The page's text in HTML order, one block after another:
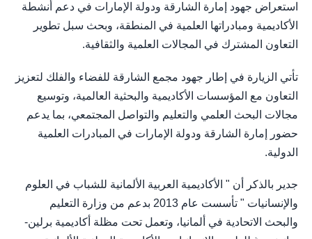
استعراض جهود إمارة الشارقة ودولة الإمارات في دعم أنشطة
الأكاديمية ومبادراتها العلمية في المنطقة، وبحث سبل تطوير
التعاون المشترك في المجالات العلمية والثقافية.
تأتي الزيارة في إطار جهود مجمع الشارقة للفضاء والفلك لتعزيز
التعاون مع المؤسسات الأكاديمية والبحثية العالمية، وتوسيع
مجالات البحث العلمي والتعليم والتواصل المجتمعي، بما يدعم
حضور إمارة الشارقة ودولة الإمارات في المبادرات العلمية
الدولية.
جدير بالذكر أن " الأكاديمية العربية الألمانية للشباب في العلوم
والإنسانيات " تأسست عام 2013 بدعم من وزارة التعليم
والبحث الاتحادية في ألمانيا، وتعمل تحت مظلة أكاديمية برلين-